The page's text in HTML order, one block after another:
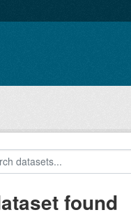
found